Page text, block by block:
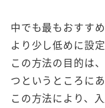
中でも最もおすす
より少し低めに設
この方法の目的は
つというところにあ
この方法により、